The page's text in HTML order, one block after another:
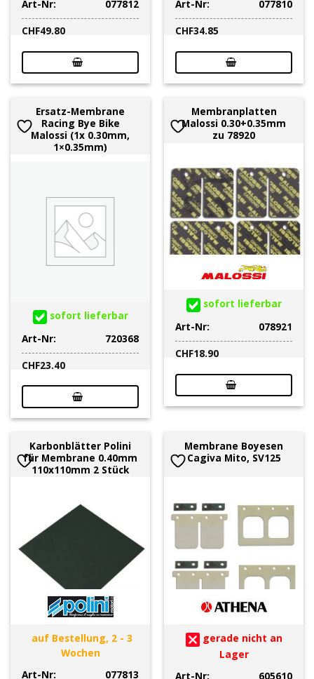
Art-Nr:
077812
CHF49.80
Art-Nr:
077810
CHF34.85
Ersatz-Membrane
Racing Bye Bike
Malossi (1x 0.30mm,
1×0.35mm)
sofort lieferbar
Art-Nr:
720368
CHF23.40
Membranplatten
Malossi 0.30+0.35mm
zu 78920
sofort lieferbar
Art-Nr:
078921
CHF18.90
Karbonblätter Polini
für Membrane 0.40mm
110x110mm 2 Stück
auf Bestellung, 2 - 3
Wochen
Art-Nr:
077813
Membrane Boyesen
Cagiva Mito, SV125
gerade nicht an
Lager
Art-Nr:
605610